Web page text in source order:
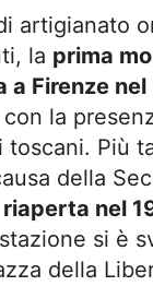
artigianato
la prima
Firenze nel
la
toscani. Più
della
riaperta nel
si è
della